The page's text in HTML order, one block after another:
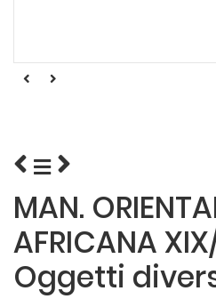
MAN.
AFRICANA
Oggetti